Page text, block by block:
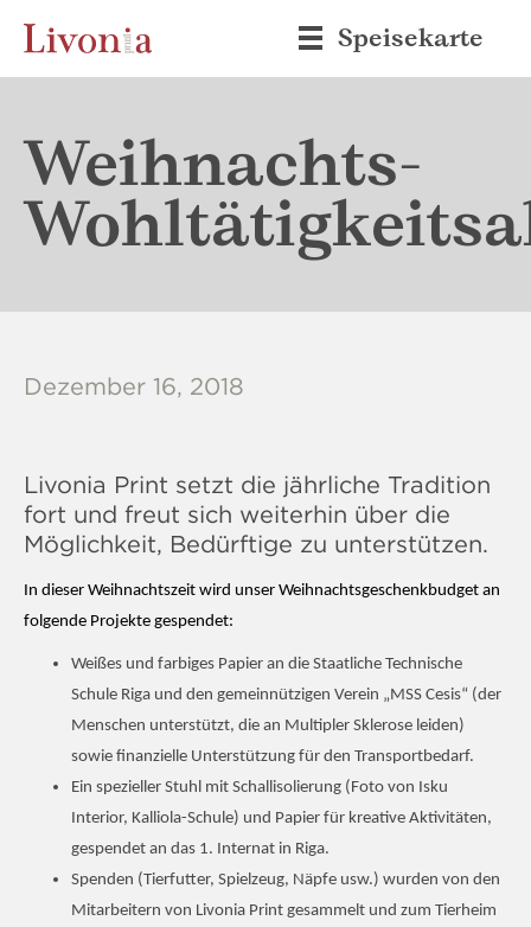
Speisekarte
Weihnachts-
Dezember 16, 2018
Livonia Print setzt die jährliche Tradition
fort und freut sich weiterhin über die
Möglichkeit, Bedürftige zu unterstützen.
In dieser Weihnachtszeit wird unser Weihnachtsgeschenkbudget an
folgende Projekte gespendet:
Weißes und farbiges Papier an die Staatliche Technische
Schule Riga und den gemeinnützigen Verein „MSS Cesis“ (der
Menschen unterstützt, die an Multipler Sklerose leiden)
sowie finanzielle Unterstützung für den Transportbedarf.
Ein spezieller Stuhl mit Schallisolierung (Foto von Isku
Interior, Kalliola-Schule) und Papier für kreative Aktivitäten,
gespendet an das 1. Internat in Riga.
Spenden (Tierfutter, Spielzeug, Näpfe usw.) wurden von den
Mitarbeitern von Livonia Print gesammelt und zum Tierheim